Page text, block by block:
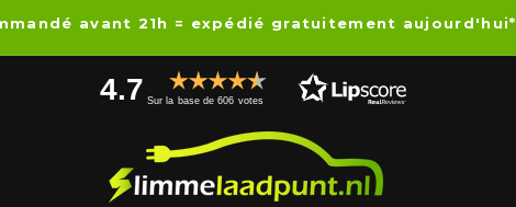
avant 21h = expédié gratuitement aujourd'hui*
4.7 Sur la base de 606 votes